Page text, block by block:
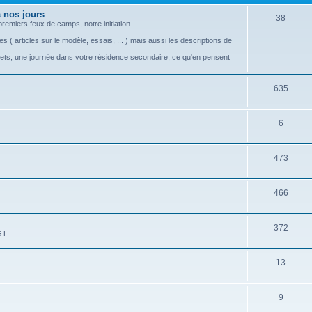
nos jours
feux de camps, notre initiation.
( articles sur le modèle, essais, ... ) mais aussi les descriptions de
une journée dans votre résidence secondaire, ce qu'en pensent
38
e
t
s
635S
e
t
s
6S
j
e
t
s
473S
j
e
t
s
466S
j
e
s
372S
e
13
9S